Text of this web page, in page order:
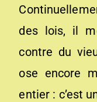
des lois, il
contre du
ose encore
entier : c’est